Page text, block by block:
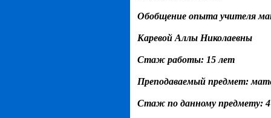
Обобщение опыта учителя
Каревой Аллы Николаевны
Стаж работы: 15лет
Преподаваемый предмет:
Стаж по данному предмету: